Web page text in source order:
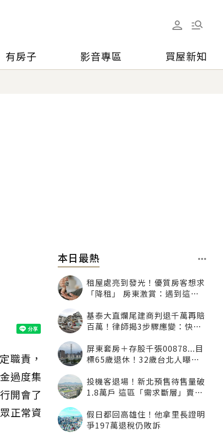
有房子 影音專區 買屋新知
職責，
過度集
開會了
正常資
本日最熱
租屋處亮到發光！優質房客想求
「降租」 房東激賞：遇到這種
基泰大直爛尾建商判退千萬再賠
百萬！律師揭3步驟應變：快通
屏東套房＋存股千張00878...目
標65歲退休！32歲台北人曝：
投機客退場！新北預售待售量破
1.8萬戶 這區「需求斷層」賣壓
假日都回高雄住！他拿里長證明
爭197萬退稅仍敗訴